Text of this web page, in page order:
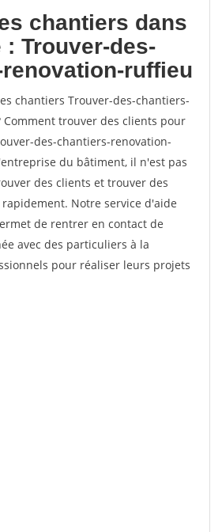
chantiers dans
Trouver-des-
ruffieu
chantiers Trouver-des-chantiers-
trouver des clients pour
des-chantiers-renovation-
du bâtiment, il n'est pas
des clients et trouver des
Notre service d'aide
de rentrer en contact de
avec des particuliers à la
pour réaliser leurs projets